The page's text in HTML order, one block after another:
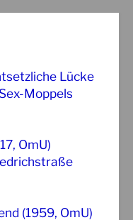
Lücke
Moppels
OmU)
(1959, OmU)